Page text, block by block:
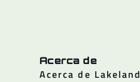
Acerca de
Acerca de Lakeland